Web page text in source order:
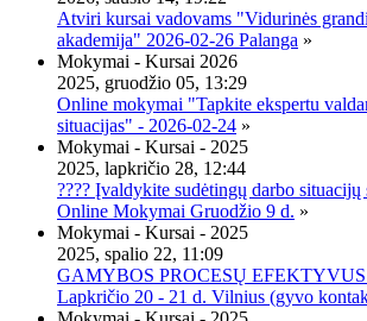
Atviri kursai vadovams "Vidurinės
akademija" 2026-02-26 Palanga »
Mokymai - Kursai 2026
2025, gruodžio 05, 13:29
Online mokymai "Tapkite ekspertu
situacijas" - 2026-02-24 »
Mokymai - Kursai - 2025
2025, lapkričio 28, 12:44
???? Įvaldykite sudėtingų darbo situacijų
Online Mokymai Gruodžio 9 d. »
Mokymai - Kursai - 2025
2025, spalio 22, 11:09
GAMYBOS PROCESŲ
Lapkričio 20 - 21 d. Vilnius (gyvo